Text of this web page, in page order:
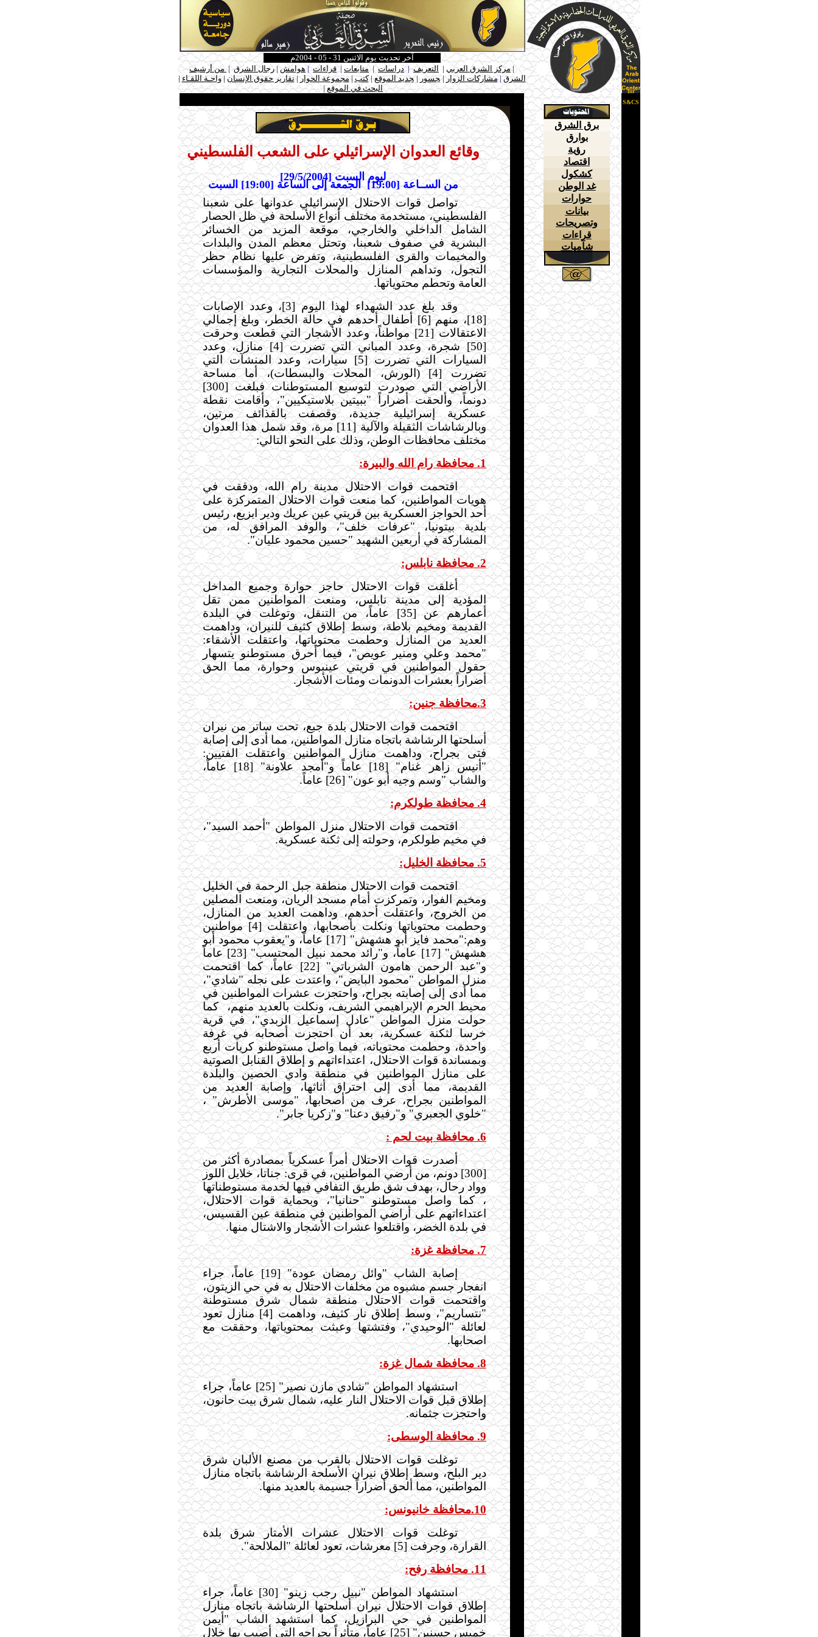
آخر تحديث يوم الاثنين 31 - 05 - 2004م
ـ|مركز الشرق العربي | التعريف|دراسات|متابعات |قراءات|هوامش|رجال الشرق| من أرشيف
الشرق | مشاركات الزوار|ـجسور|ـجديد الموقع|كتب|مجموعة الحوار|تقارير حقوق الإنسان|واحـة اللقـاء|
البحث في الموقع|ـ
وقائع العدوان الإسرائيلي على الشعب الفلسطيني
ليوم السبت [29/5/2004]
من الســاعة [19:00] الجمعة إلى الساعة [19:00] السبت
تواصل قوات الاحتلال الإسرائيلي عدوانها على شعبنا
الفلسطيني، مستخدمة مختلف أنواع الأسلحة في ظل الحصار
الشامل الداخلي والخارجي، موقعة المزيد من الخسائر
البشرية في صفوف شعبنا، وتحتل معظم المدن والبلدات
والمخيمات والقرى الفلسطينية، وتفرض عليها نظام حظر
التجول، وتداهم المنازل والمحلات التجارية والمؤسسات
العامة وتحطم محتوياتها.
وقد بلغ عدد الشهداء لهذا اليوم [3]، وعدد الإصابات
[18]، منهم [6] أطفال أحدهم في حالة الخطر، وبلغ إجمالي
الاعتقالات [21] مواطناً، وعدد الأشجار التي قطعت وحرقت
[50] شجرة، وعدد المباني التي تضررت [4] منازل، وعدد
السيارات التي تضررت [5] سيارات، وعدد المنشآت التي
تضررت [4] (الورش، المحلات والبسطات)، أما مساحة
الأراضي التي صودرت لتوسيع المستوطنات فبلغت [300]
دونماً، وألحقت أضراراً "ببيتين بلاستيكيين"، وأقامت نقطة
عسكرية إسرائيلية جديدة، وقصفت بالقذائف مرتين،
وبالرشاشات الثقيلة والآلية [11] مرة، وقد شمل هذا العدوان
مختلف محافظات الوطن، وذلك على النحو التالي:
1. محافظة رام الله والبيرة:
اقتحمت قوات الاحتلال مدينة رام الله، ودققت في
هويات المواطنين، كمامنعت قوات الاحتلال المتمركزة على
أحد الحواجز العسكرية بين قريتي عين عريك ودير ابزيع، رئيس
بلدية بيتونيا، "عرفات خلف"، والوفد المرافق له، من
المشاركة في أربعين الشهيد "حسين محمود عليان".
2. محافظة نابلس:
أغلقت قوات الاحتلال حاجز حوارة وجميع المداخل
المؤدية إلى مدينة نابلس، ومنعتالمواطنين ممن تقل
أعمارهم عن [35] عاماً، من التنقل،
وتوغلت في البلدة
القديمة ومخيم بلاطة، وسط إطلاق كثيف للنيران،وداهمت
العديد من المنازل وحطمت محتوياتها، واعتقلت الأشقاء:
"محمد وعلي ومنير عويص"، فيما أحرق مستوطنو يتسهار
حقول المواطنين في قريتي عينبوس وحوارة، مما الحق
أضراراً بعشرات الدونمات ومئات الأشجار.
3.محافظة جنين:
اقتحمت قوات الاحتلال بلدة جبع، تحت ساتر من نيران
أسلحتها الرشاشة باتجاه منازل المواطنين، مما أدى إلى إصابة
فتى بجراح، وداهمت منازل المواطنين واعتقلت الفتيين:
"أنيس زاهر غنام" [18] عاماً و"أمجد علاونة" [18] عاماً،
والشاب "وسم وجيه أبو عون" [26] عاماً.
4. محافظة طولكرم:
اقتحمت قوات الاحتلال منزل المواطن "أحمد السيد"،
في مخيم طولكرم، وحولته إلى ثكنة عسكرية.
5. محافظة الخليل:
اقتحمت قوات الاحتلال منطقة جبل الرحمة في الخليل
ومخيم الفوار، وتمركزت أمام مسجد الريان، ومنعت المصلين
من الخروج، واعتقلت أحدهم، وداهمت العديد من المنازل،
وحطمت محتوياتها ونكلت بأصحابها، واعتقلت [4] مواطنين
وهم:"محمد فايز أبو هشهش" [17] عاماً، و"يعقوب محمود أبو
هشهش" [17] عاماً، و"رائد محمد نبيل المحتسب" [23] عاماً
و"عبد الرحمن هامون الشرباتي" [22] عاماً، كما اقتحمت
منزل المواطن "محمود البايض"، واعتدت على نجله "شادي"،
مما أدى إلى إصابته بجراح، واحتجزت عشرات المواطنين في
محيط الحرم الإبراهيمي الشريف، ونكلت بالعديد منهم،
كما
حولت منزل المواطن "عادل إسماعيل الزبدي"، في قرية
خرسا لثكنة عسكرية، بعد أن احتجزت أصحابه في غرفة
واحدة، وحطمت محتوياته، فيما واصل مستوطنو كريات أربع
وبمساندة قوات الاحتلال، اعتداءاتهم و إطلاق القنابل الصوتية
على منازل المواطنين في منطقة وادي الحصين والبلدة
القديمة، مما أدى إلى احتراق أثاثها، وإصابة العديد من
المواطنين بجراح، عرف من أصحابها، "موسى الأطرش" ،
"خلوي الجعبري" و"رفيق دعنا" و"زكريا جابر".
6. محافظة بيت لحم :
أصدرت قوات الاحتلال أمراً عسكرياً بمصادرة أكثر من
[300] دونم، من أرضي المواطنين، في قرى: جناتا، خلايل اللوز
وواد رحال، بهدف شق طريق التفافي فيها لخدمة مستوطناتها
، كما واصل مستوطنو "حنانيا"، وبحماية قوات الاحتلال،
اعتداءاتهم على أراضي المواطنين في منطقة عين القسيس،
في بلدة الخضر، واقتلعوا عشرات الأشجار والاشتال منها.
7. محافظة غزة:
إصابة الشاب "وائل رمضان عودة" [19] عاماً، جراء
انفجار جسم مشبوه من مخلفات الاحتلال به في حي الزيتون،
واقتحمت قوات الاحتلال منطقة شمال شرق مستوطنة
"نتساريم"، وسط إطلاق نار كثيف، وداهمت [4] منازل تعود
لعائلة "الوحيدي"، وفتشتها وعبثت بمحتوياتها، وحققت مع
اصحابها.
8. محافظة شمال غزة:
استشهاد المواطن "شادي مازن نصير" [25] عاماً، جراء
إطلاق قبل قوات الاحتلال النار عليه، شمال شرق بيت حانون،
واحتجزت جثمانه.
9. محافظة الوسطى:
توغلت قوات الاحتلال بالقرب من مصنع الألبان شرق
دير البلح، وسط إطلاق نيران الأسلحة الرشاشة باتجاه منازل
المواطنين، مما ألحق أضراراً جسيمة بالعديد منها.
10.محافظة خانيونس:
توغلت قوات الاحتلال عشرات الأمتار شرق بلدة
القرارة، وجرفت [5] معرشات، تعود لعائلة "الملالحة".
11. محافظة رفح:
استشهاد المواطن "نبيل رجب زينو" [30] عاماً، جراء
إطلاق قوات الاحتلال نيران أسلحتها الرشاشة باتجاه منازل
المواطنين في حي البرازيل، كما استشهد الشاب "أيمن
خميس حسنين" [25] عاماً، متأثراً بجراحه التي أصيب بها خلال
for
S&CS
برق الشرق
بوارق
رؤية
اقتصاد
كشكول
غد الوطن
حوارات
بيانات
وتصريحات
قراءات
شآميات